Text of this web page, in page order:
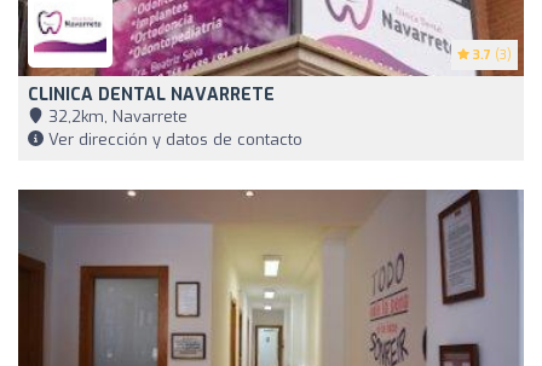
3.7 (3)
CLINICA DENTAL NAVARRETE
32,2km, Navarrete
Ver dirección y datos de contacto